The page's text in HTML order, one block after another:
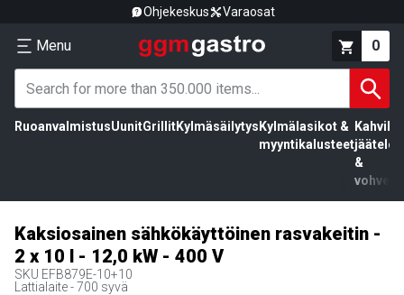
Ohjekeskus Varaosat
Menu 0
RuoanvalmistusUunitGrillitKylmäsäilytys Kylmälasikot &
myyntikalusteet
Kahvila,
jäätelö
&
vohvelit
Kaksiosainen sähkökäyttöinen rasvakeitin -
2 x 10 l - 12,0 kW - 400 V
SKU EFB879E-10+10
Lattialaite - 700 syvä